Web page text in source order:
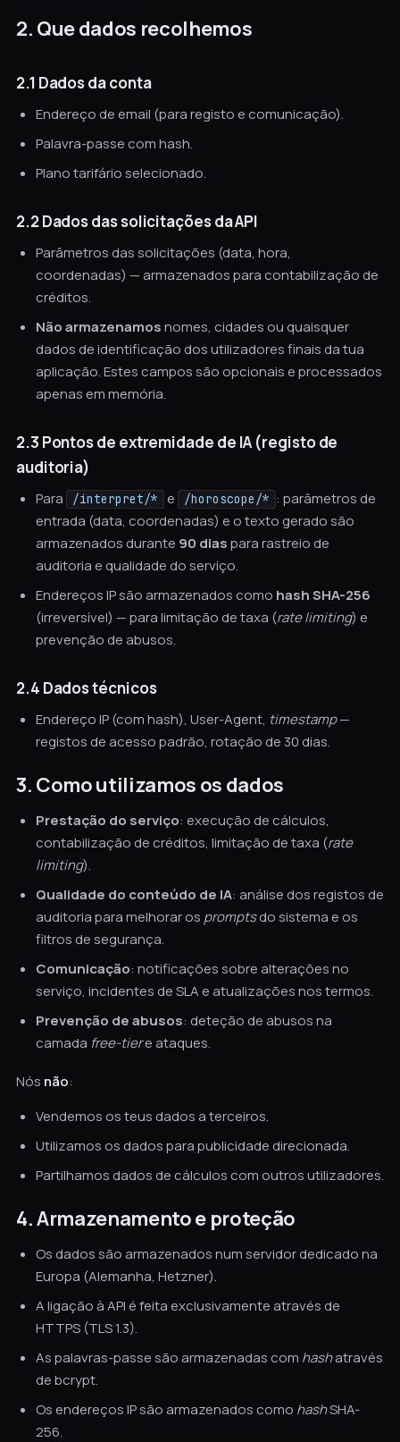
2. Que dados recolhemos
2.1 Dados da conta
Endereço de email (para registo e comunicação).
Palavra-passe com hash.
Plano tarifário selecionado.
2.2 Dados das solicitações da API
Parâmetros das solicitações (data, hora,
coordenadas) — armazenados para contabilização de
créditos.
Não armazenamosnomes, cidades ou quaisquer
dados de identificação dos utilizadores finais da tua
aplicação. Estes campos são opcionais e processados
apenas em memória.
2.3 Pontos de extremidade de IA (registo de
auditoria)
Para /interpret/* e /horoscope/* : parâmetros de
entrada (data, coordenadas) e o texto gerado são
armazenados durante 90 diaspara rastreio de
auditoria e qualidade do serviço.
Endereços IP são armazenados como hash SHA-256
(irreversível) — para limitação de taxa (rate limiting) e
prevenção de abusos.
2.4 Dados técnicos
Endereço IP (com hash), User-Agent, timestamp—
registos de acesso padrão, rotação de 30 dias.
3. Como utilizamos os dados
Prestação do serviço: execução de cálculos,
contabilização de créditos, limitação de taxa (rate
limiting).
Qualidade do conteúdo de IA: análise dos registos de
auditoria para melhorar os promptsdo sistema e os
filtros de segurança.
Comunicação: notificações sobre alterações no
serviço, incidentes de SLA e atualizações nos termos.
Prevenção de abusos: deteção de abusos na
camada free-tiere ataques.
Nós não:
Vendemos os teus dados a terceiros.
Utilizamos os dados para publicidade direcionada.
Partilhamos dados de cálculos com outros utilizadores.
4. Armazenamento e proteção
Os dados são armazenados num servidor dedicado na
Europa (Alemanha, Hetzner).
A ligação à API é feita exclusivamente através de
HTTPS (TLS 1.3).
As palavras-passe são armazenadas com hashatravés
de bcrypt.
Os endereços IP são armazenados como hashSHA-
256.